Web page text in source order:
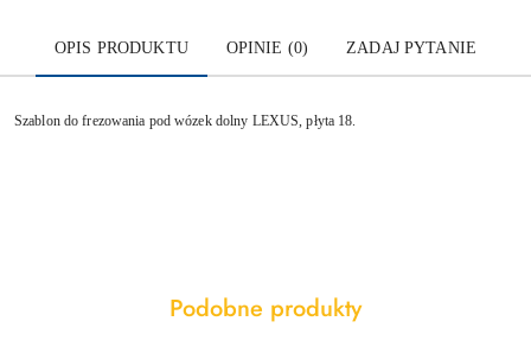
OPIS PRODUKTU OPINIE (0) ZADAJ PYTANIE
Szablon do frezowania pod wózek dolny LEXUS, płyta 18.
Pomiń karuzelę produktów
Produkty
Podobne produkty